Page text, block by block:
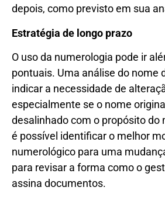
depois, como previsto em sua
Estratégia de longo prazo
O uso da numerologia pode ir
pontuais. Uma análise do nome
indicar a necessidade de
especialmente se o nome
desalinhado com o propósito do
é possível identificar o melhor
numerológico para uma
para revisar a forma como o
assina documentos.